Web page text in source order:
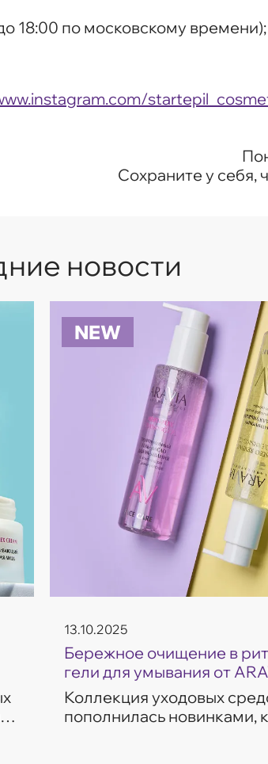
18:00 по московскому времени);
Сохраните у себя,
новости
NEW
13.10.2025
Бережное очищение в
гели для умывания от
Коллекция уходовых
пополнилась новинками,